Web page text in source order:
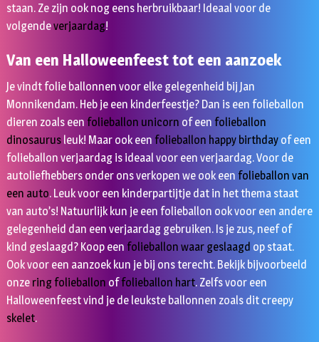
staan. Ze zijn ook nog eens herbruikbaar! Ideaal voor de
volgendeverjaardag!
Van een Halloweenfeest tot een aanzoek
Je vindt folie ballonnen voor elke gelegenheid bij Jan
Monnikendam. Heb je een kinderfeestje? Dan is een folieballon
dieren zoals een folieballon unicorn of een folieballon
dinosaurusleuk! Maar ook een folieballon happy birthdayof een
folieballon verjaardag is ideaal voor een verjaardag. Voor de
autoliefhebbers onder ons verkopen we ook een folieballon van
een auto. Leuk voor een kinderpartijtje dat in het thema staat
van auto’s! Natuurlijk kun je een folieballon ook voor een andere
gelegenheid dan een verjaardag gebruiken. Is je zus, neef of
kind geslaagd? Koop een folieballon waar geslaagd op staat.
Ook voor een aanzoek kun je bij ons terecht. Bekijk bijvoorbeeld
onze ring folieballon offolieballon hart. Zelfs voor een
Halloweenfeest vind je de leukste ballonnen zoals dit creepy
skelet.